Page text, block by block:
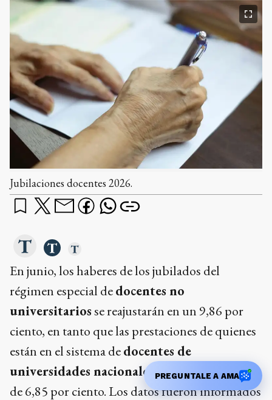
Jubilaciones docentes 2026.
En junio, los haberes de los jubilados del
régimen especial dedocentes no
universitariosse reajustarán en un 9,86 por
ciento, en tanto que las prestaciones de quienes
están en el sistema dedocentes de
universidades nacionales tendrán una suba
de 6,85 por ciento. Los datos fueron informados
PREGUNTALE A AMA